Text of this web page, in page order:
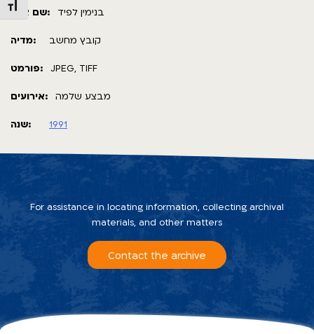
Toggle Font size
שם צלם: בנימין לפיד
מדיה: קובץ מחשב
פורמט: JPEG, TIFF
אירועים: מבצע שלמה
שנה: 1991
For assistance in locating information, collecting archival
materials, and other matters
Contact the archive